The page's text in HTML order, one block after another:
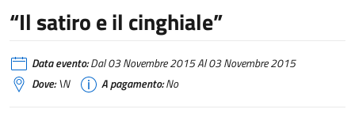
“Il satiro e il cinghiale”
Data evento:Dal 03 Novembre 2015 Al 03 Novembre 2015
Dove:\N A pagamento:No